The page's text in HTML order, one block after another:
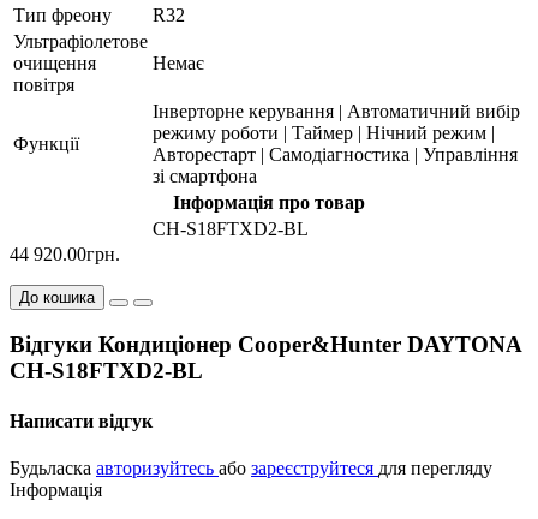
Тип фреону
R32
Ультрафіолетове
очищення
повітря
Немає
Функції
Інверторне керування | Автоматичний вибір
режиму роботи | Таймер | Нічний режим |
Авторестарт | Самодіагностика | Управління
зі смартфона
Інформація про товар
CH-S18FTXD2-BL
44 920.00грн.
До кошика
Відгуки Кондиціонер Cooper&Hunter DAYTONA
CH-S18FTXD2-BL
Написати відгук
Будьласка авторизуйтесь або зареєструйтеся для перегляду
Інформація